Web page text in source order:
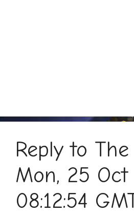
Reply to
Mon, 25 Oct
08:12:54